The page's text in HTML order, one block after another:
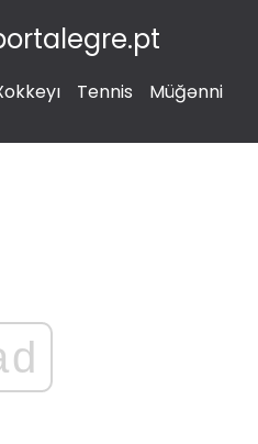
Tennis Müğənni